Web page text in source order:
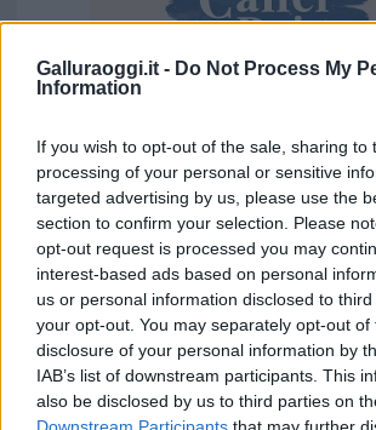
Galluraoggi.it - Do Not Process My
Information
If you wish to opt-out of the sale, sharing to
processing of your personal or sensitive
targeted advertising by us, please use the
section to confirm your selection. Please
opt-out request is processed you may
interest-based ads based on personal
us or personal information disclosed to
your opt-out. You may separately opt-out of
disclosure of your personal information by
IAB’s list of downstream participants. This
also be disclosed by us to third parties on
Vuoi rimuovere le pubblicità
Puoi abbonarti asoli € 1,10 al
cliccandoqui
Sei già abbonato?
Puoi effettuare l'accesso